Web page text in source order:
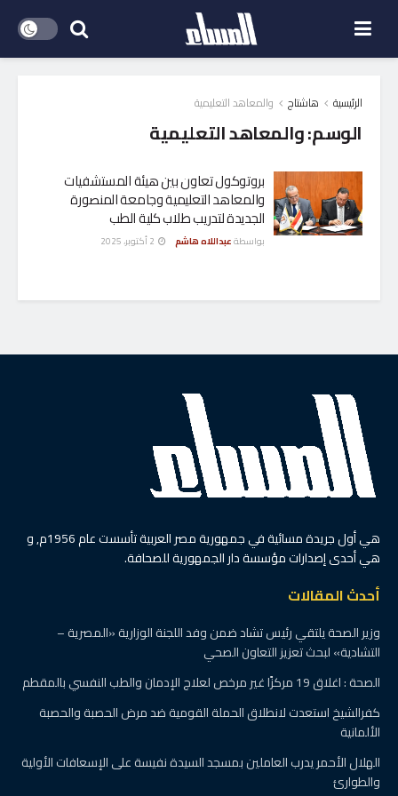
الرئيسية هاشتاج والمعاهد التعليمية
الوسم:والمعاهد التعليمية
بروتوكول تعاون بين هيئة المستشفيات
والمعاهد التعليمية وجامعة المنصورة
الجديدة لتدريب طلاب كلية الطب
بواسطةعبداللاه هاشم
هي أول جريدة مسائية في جمهورية مصر العربية تأسست عام 1956م, و
هي أحدى إصدارات مؤسسة دار الجمهورية للصحافة.
أحدث المقالات
وزير الصحة يلتقي رئيس تشاد ضمن وفد اللجنة الوزارية «المصرية –
التشادية» لبحث تعزيز التعاون الصحي
الصحة : اغلاق 19 مركزًا غير مرخص لعلاج الإدمان والطب النفسي بالمقطم
كفرالشيخ استعدت لانطلاق الحملة القومية ضد مرض الحصبة والحصبة
الألمانية
الهلال الأحمر يدرب العاملين بمسجد السيدة نفيسة على الإسعافات الأولية
والطوارئ